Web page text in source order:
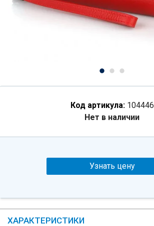
Код артикула: 104446
Нет в наличии
Узнать цену
ХАРАКТЕРИСТИКИ